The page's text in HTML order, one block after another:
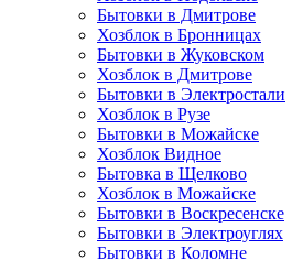
Бытовки в Дмитрове
Хозблок в Бронницах
Бытовки в Жуковском
Хозблок в Дмитрове
Бытовки в Электростали
Хозблок в Рузе
Бытовки в Можайске
Хозблок Видное
Бытовкa в Щелково
Хозблок в Можайске
Бытовки в Воскресенске
Бытовки в Электроуглях
Бытовки в Коломне